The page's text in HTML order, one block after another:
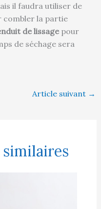
il faudra utiliser de
la partie
de lissagepour
de séchage sera
Article suivant →